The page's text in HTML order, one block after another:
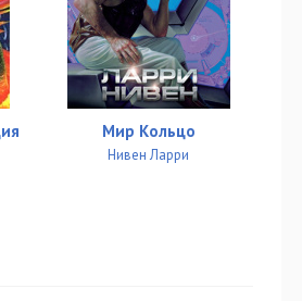
17:14
19:38
14:07
Мир Кольцо
Нивен Ларри